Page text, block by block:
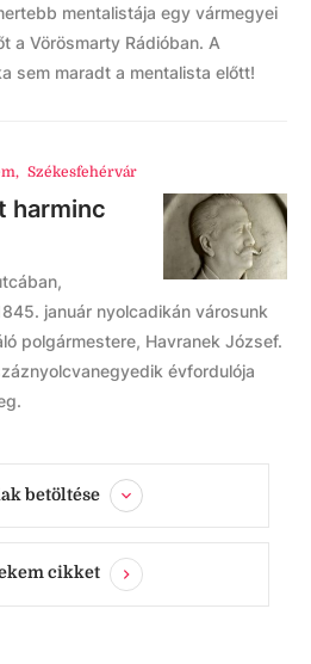
mentalistája egy vármegyei
a Vörösmarty Rádióban. A
sem maradt a mentalista előtt!
, Székesfehérvár
harminc
január nyolcadikán városunk
polgármestere, Havranek József.
évfordulója
betöltése
cikket